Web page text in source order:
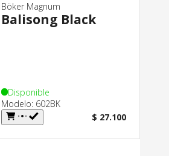
Böker Magnum
Balisong Black
Disponible
Modelo: 602BK
$ 27.100